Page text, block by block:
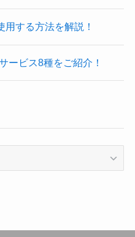
する方法を解説！
ービス8種をご紹介！